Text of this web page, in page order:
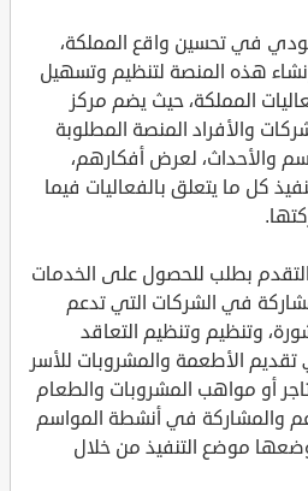
في تحسين واقع المملكة،
هذه المنصة لتنظيم وتسهيل
المملكة، حيث يضم مركز
والأفراد المنصة المطلوبة
والأحداث، لعرض أفكارهم،
كل ما يتعلق بالفعاليات فيما
يمكن لزوار منصة Matlab التقدم بطلب للحصول على الخدمات
في الشركات التي تدعم
وتنظيم وتنظيم التعاقد
الأطعمة والمشروبات للأسر
أو مواهب المشروبات والطعام
والمشاركة في أنشطة المواسم
موضع التنفيذ من خلال